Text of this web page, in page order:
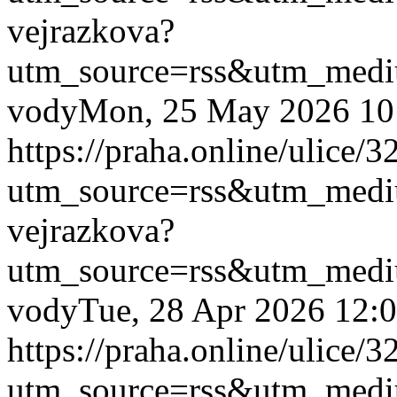
vejrazkova?
vodyMon, 25 May 2026
https://praha.online/ulice/
vejrazkova?
vodyTue, 28 Apr 2026
https://praha.online/ulice/